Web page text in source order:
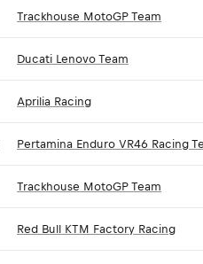
Trackhouse MotoGP Team
Ducati Lenovo Team
Aprilia Racing
Pertamina Enduro VR46 Racing
Trackhouse MotoGP Team
Red Bull KTM Factory Racing